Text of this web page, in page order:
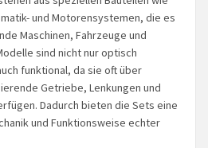
und Motorensystemen, die es
Maschinen, Fahrzeuge und
sind nicht nur optisch
funktional, da sie oft über
Getriebe, Lenkungen und
Dadurch bieten die Sets eine
und Funktionsweise echter